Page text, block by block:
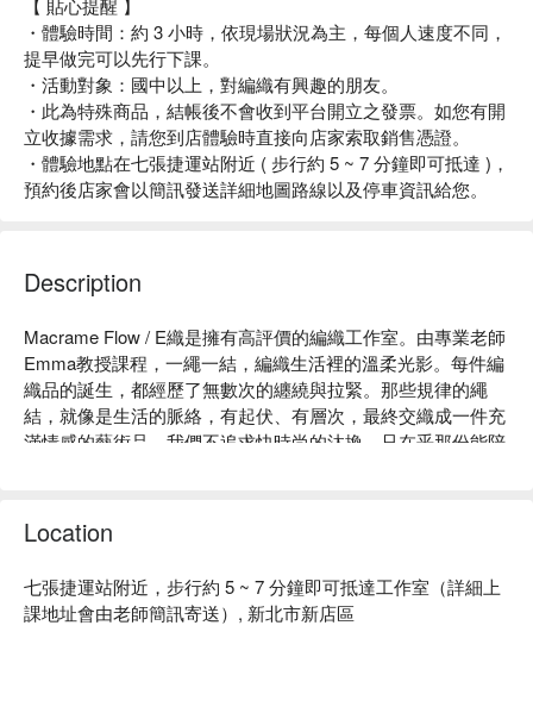
【 貼心提醒 】
・體驗時間：約 3 小時，依現場狀況為主，每個人速度不同，
提早做完可以先行下課。
・活動對象：國中以上，對編織有興趣的朋友。
・此為特殊商品，結帳後不會收到平台開立之發票。如您有開
立收據需求，請您到店體驗時直接向店家索取銷售憑證。
・體驗地點在七張捷運站附近 ( 步行約 5 ~ 7 分鐘即可抵達 )，
預約後店家會以簡訊發送詳細地圖路線以及停車資訊給您。
Description
Macrame Flow / E織是擁有高評價的編織工作室。由專業老師
Emma教授課程，一繩一結，編織生活裡的溫柔光影。每件編
織品的誕生，都經歷了無數次的纏繞與拉緊。那些規律的繩
結，就像是生活的脈絡，有起伏、有層次，最終交織成一件充
滿情感的藝術品。我們不追求快時尚的汰換，只在乎那份能陪
企業團體班合作請私訊接洽
自由創作｜不設限，鼓勵學生發揮自己的創造力。
寵物友善空間｜在舒適的教室裡享受店狗比熊Bagel的陪伴，
可帶寵物可落地，須穿禮貌帶。備註 : 害怕動物的同學將改至
Location
七張捷運站附近，步行約 5 ~ 7 分鐘即可抵達工作室（詳細上
課地址會由老師簡訊寄送）, 新北市新店區